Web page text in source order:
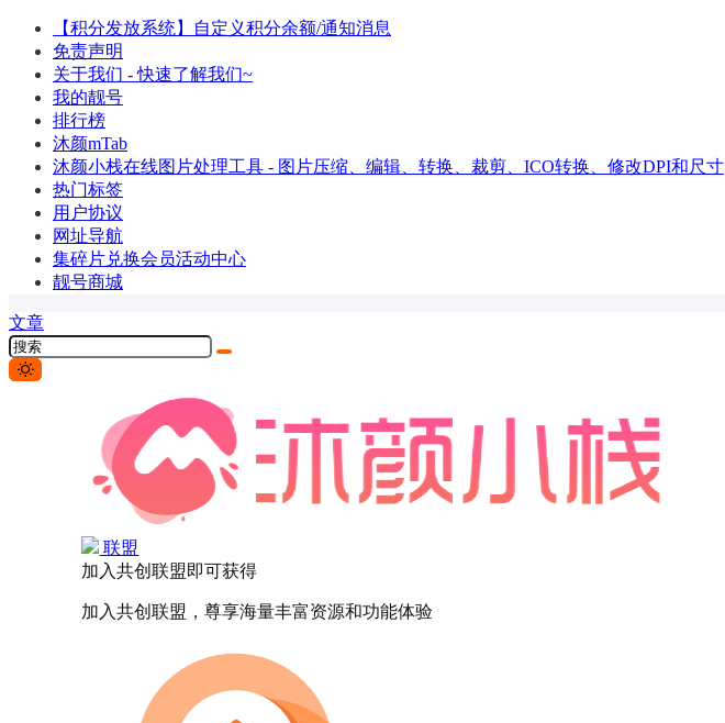
【积分发放系统】自定义积分余额/通知消息
免责声明
关于我们 - 快速了解我们~
我的靓号
排行榜
沐颜mTab
沐颜小栈在线图片处理工具 - 图片压缩、编辑、转换、裁剪、ICO转换、修改DPI和尺寸
热门标签
用户协议
网址导航
集碎片兑换会员活动中心
靓号商城
文章
联盟
加入共创联盟即可获得
加入共创联盟，尊享海量丰富资源和功能体验